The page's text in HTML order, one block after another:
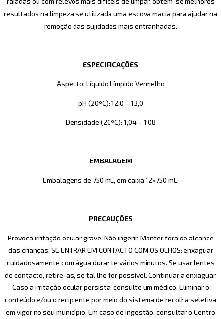
resultados na limpeza se utilizada uma escova macia para ajudar na
remoção das sujidades mais entranhadas.
ESPECIFICAÇÕES
Aspecto: Líquido Límpido Vermelho
pH (20ºC): 12,0 – 13,0
Densidade (20ºC): 1,04 – 1,08
EMBALAGEM
Embalagens de 750 mL, em caixa 12×750 mL.
PRECAUÇÕES
Provoca irritação ocular grave. Não ingerir. Manter fora do alcance
das crianças. SE ENTRAR EM CONTACTO COM OS OLHOS: enxaguar
cuidadosamente com água durante vários minutos. Se usar lentes
de contacto, retire-as, se tal lhe for possível. Continuar a enxaguar.
Caso a irritação ocular persista: consulte um médico. Eliminar o
conteúdo e/ou o recipiente por meio do sistema de recolha seletiva
em vigor no seu município. Em caso de ingestão, consultar o Centro